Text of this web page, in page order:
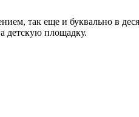
так еще и буквально в
детскую площадку.